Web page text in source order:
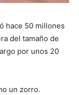
hace 50 millones
del tamaño de
por unos 20
un zorro.